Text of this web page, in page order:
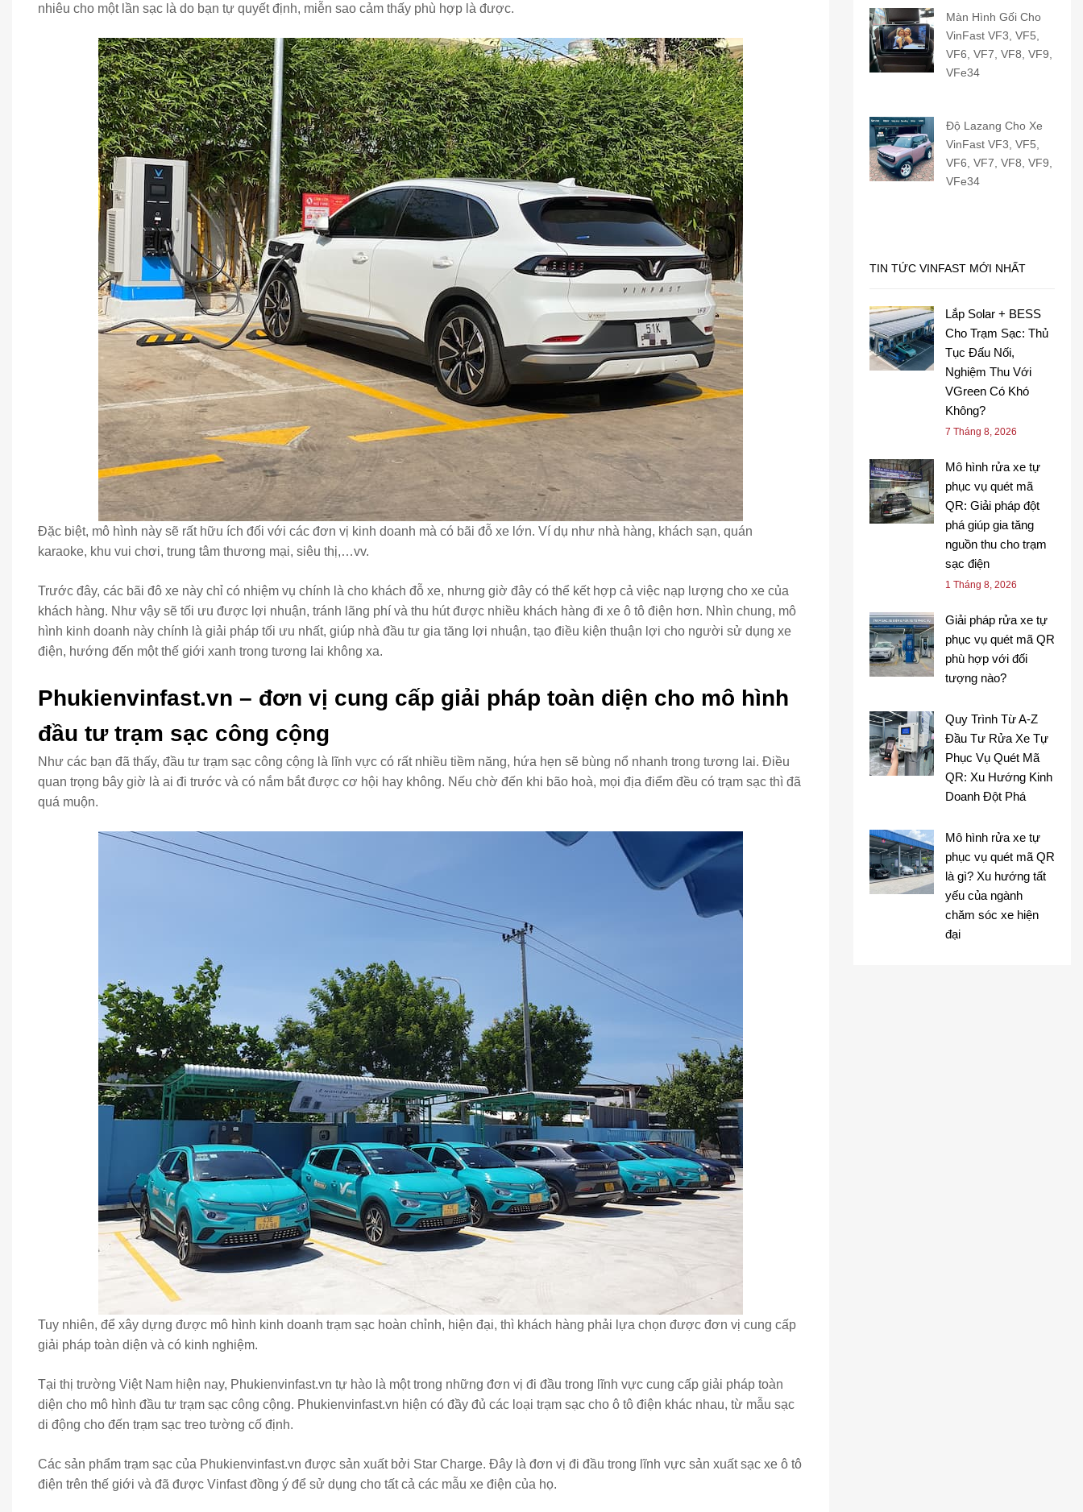
nhiêu cho một lần sạc là do bạn tự quyết định, miễn sao cảm thấy phù hợp là được.
Đặc biệt, mô hình này sẽ rất hữu ích đối với các đơn vị kinh doanh mà có bãi đỗ xe lớn. Ví dụ như nhà hàng, khách sạn, quán
karaoke, khu vui chơi, trung tâm thương mại, siêu thị,…vv.
Trước đây, các bãi đô xe này chỉ có nhiệm vụ chính là cho khách đỗ xe, nhưng giờ đây có thể kết hợp cả việc nạp lượng cho xe của
khách hàng. Như vậy sẽ tối ưu được lợi nhuận, tránh lãng phí và thu hút được nhiều khách hàng đi xe ô tô điện hơn. Nhìn chung, mô
hình kinh doanh này chính là giải pháp tối ưu nhất, giúp nhà đầu tư gia tăng lợi nhuận, tạo điều kiện thuận lợi cho người sử dụng xe
điện, hướng đến một thế giới xanh trong tương lai không xa.
Phukienvinfast.vn – đơn vị cung cấp giải pháp toàn diện cho mô hình
đầu tư trạm sạc công cộng
Như các bạn đã thấy, đầu tư trạm sạc công cộng là lĩnh vực có rất nhiều tiềm năng, hứa hẹn sẽ bùng nổ nhanh trong tương lai. Điều
quan trọng bây giờ là ai đi trước và có nắm bắt được cơ hội hay không. Nếu chờ đến khi bão hoà, mọi địa điểm đều có trạm sạc thì đã
quá muộn.
Tuy nhiên, để xây dựng được mô hình kinh doanh trạm sạc hoàn chỉnh, hiện đại, thì khách hàng phải lựa chọn được đơn vị cung cấp
giải pháp toàn diện và có kinh nghiệm.
Tại thị trường Việt Nam hiện nay, Phukienvinfast.vn tự hào là một trong những đơn vị đi đầu trong lĩnh vực cung cấp giải pháp toàn
diện cho mô hình đầu tư trạm sạc công cộng. Phukienvinfast.vn hiện có đầy đủ các loại trạm sạc cho ô tô điện khác nhau, từ mẫu sạc
di động cho đến trạm sạc treo tường cố định.
Các sản phẩm trạm sạc của Phukienvinfast.vn được sản xuất bởi Star Charge. Đây là đơn vị đi đầu trong lĩnh vực sản xuất sạc xe ô tô
điện trên thế giới và đã được Vinfast đồng ý để sử dụng cho tất cả các mẫu xe điện của họ.
Màn Hình Gối Cho
VinFast VF3, VF5,
VF6, VF7, VF8, VF9,
VFe34
Độ Lazang Cho Xe
VinFast VF3, VF5,
VF6, VF7, VF8, VF9,
VFe34
TIN TỨC VINFAST MỚI NHẤT
Lắp Solar + BESS
Cho Trạm Sạc: Thủ
Tục Đấu Nối,
Nghiệm Thu Với
VGreen Có Khó
Không?
7 Tháng 8, 2026
Mô hình rửa xe tự
phục vụ quét mã
QR: Giải pháp đột
phá giúp gia tăng
nguồn thu cho trạm
sạc điện
1 Tháng 8, 2026
Giải pháp rửa xe tự
phục vụ quét mã QR
phù hợp với đối
tượng nào?
Quy Trình Từ A-Z
Đầu Tư Rửa Xe Tự
Phục Vụ Quét Mã
QR: Xu Hướng Kinh
Doanh Đột Phá
Mô hình rửa xe tự
phục vụ quét mã QR
là gì? Xu hướng tất
yếu của ngành
chăm sóc xe hiện
đại